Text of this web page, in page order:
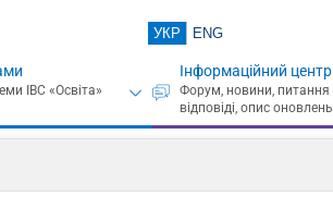
УКР ENG
Інформаційний центр